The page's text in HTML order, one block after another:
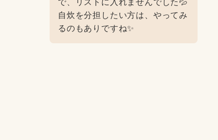
で、リストに入れませんでした💦
自炊を分担したい方は、やってみ
るのもありですね✨